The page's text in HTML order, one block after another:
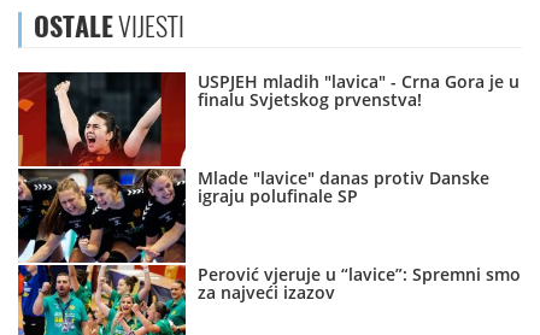
OSTALEVIJESTI
USPJEH mladih "lavica" - Crna Gora je u
finalu Svjetskog prvenstva!
Mlade "lavice" danas protiv Danske
igraju polufinale SP
Perović vjeruje u “lavice”: Spremni smo
za najveći izazov